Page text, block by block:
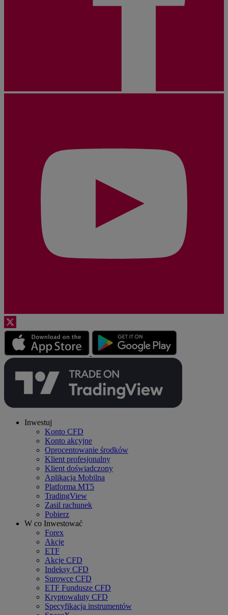
Inwestuj
Konto CFD
Konto akcyjne
Oprocentowanie środków
Klient profesjonalny
Klient doświadczony
Aplikacja Mobilna
Platforma MT5
TradingView
Zasil rachunek
Pobierz
W co Inwestować
Forex
Akcje
ETF
Akcje CFD
Indeksy CFD
Surowce CFD
ETF Fundusze CFD
Kryptowaluty CFD
Specyfikacja instrumentów